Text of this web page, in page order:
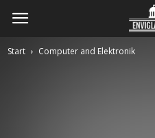
Envi
Start Computer and Elektronik